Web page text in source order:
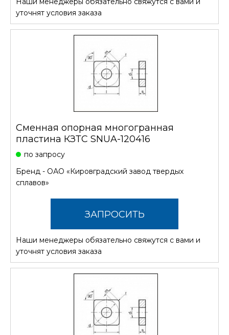
СТОИМОСТЬ
уточнят условия заказа
Сменная опорная многогранная
пластина КЗТС SNUA-120416
по запросу
Бренд - ОАО «Кировградский завод твердых
сплавов»
ЗАПРОСИТЬ
СТОИМОСТЬ
Наши менеджеры обязательно свяжутся с вами и
уточнят условия заказа